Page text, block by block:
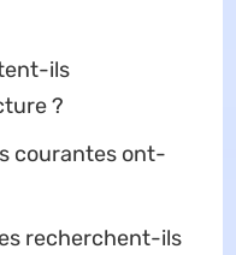
ils
?
courantes ont-
recherchent-ils